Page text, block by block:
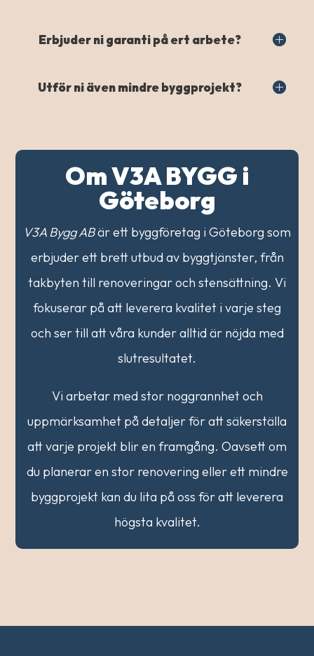
Erbjuder ni garanti på ert arbete?
Utför ni även mindre byggprojekt?
Om V3A BYGG i
Göteborg
V3A Bygg ABär ett byggföretag i Göteborg som
erbjuder ett brett utbud av byggtjänster, från
takbyten till renoveringar och stensättning. Vi
fokuserar på att leverera kvalitet i varje steg
och ser till att våra kunder alltid är nöjda med
slutresultatet.
Vi arbetar med stor noggrannhet och
uppmärksamhet på detaljer för att säkerställa
att varje projekt blir en framgång. Oavsett om
du planerar en stor renovering eller ett mindre
byggprojekt kan du lita på oss för att leverera
högsta kvalitet.